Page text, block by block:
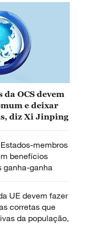
OCS devem
e deixar
diz Xi Jinping
membros
benefícios
ganha-ganha
UE devem fazer
corretas que
da população,